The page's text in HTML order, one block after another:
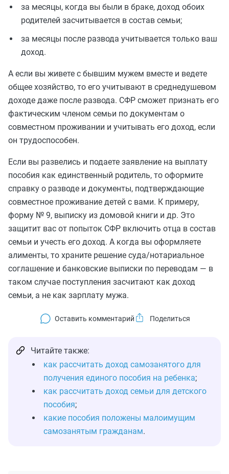
за месяцы, когда вы были в браке, доход обоих
родителей засчитывается в состав семьи;
за месяцы после развода учитывается только ваш
доход.
А если вы живете с бывшим мужем вместе и ведете
общее хозяйство, то его учитывают в среднедушевом
доходе даже после развода. СФР сможет признать его
фактическим членом семьи по документам о
совместном проживании и учитывать его доход, если
он трудоспособен.
Если вы развелись и подаете заявление на выплату
пособия как единственный родитель, то оформите
справку о разводе и документы, подтверждающие
совместное проживание детей с вами. К примеру,
форму № 9, выписку из домовой книги и др. Это
защитит вас от попыток СФР включить отца в состав
семьи и учесть его доход. А когда вы оформляете
алименты, то храните решение суда/нотариальное
соглашение и банковские выписки по переводам — в
таком случае поступления засчитают как доход
семьи, а не как зарплату мужа.
Оставить комментарий
Читайте также:
как рассчитать доход самозанятого для
получения единого пособия на ребенка;
как рассчитать доход семьи для детского
пособия;
какие пособия положены малоимущим
самозанятым гражданам.